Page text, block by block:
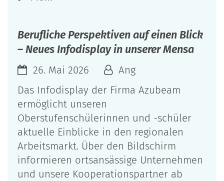
Berufliche Perspektiven auf einen Blick
– Neues Infodisplay in unserer Mensa
26. Mai 2026
Ang
Das Infodisplay der Firma Azubeam
ermöglicht unseren
Oberstufenschülerinnen und -schüler
aktuelle Einblicke in den regionalen
Arbeitsmarkt. Über den Bildschirm
informieren ortsansässige Unternehmen
und unsere Kooperationspartner ab